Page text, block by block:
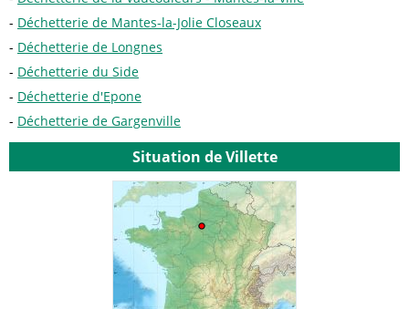
Déchetterie de Mantes-la-Jolie Closeaux
Déchetterie de Longnes
Déchetterie du Side
Déchetterie d'Epone
Déchetterie de Gargenville
Situation de Villette